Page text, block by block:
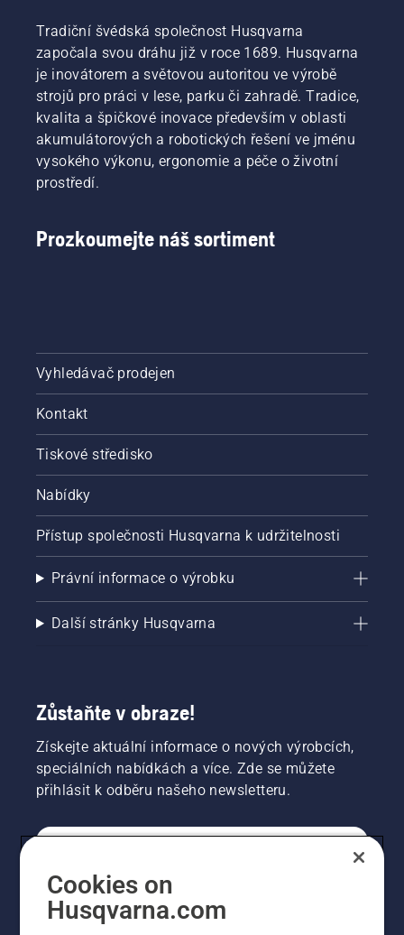
Tradiční švédská společnost Husqvarna
započala svou dráhu již v roce 1689. Husqvarna
je inovátorem a světovou autoritou ve výrobě
strojů pro práci v lese, parku či zahradě. Tradice,
kvalita a špičkové inovace především v oblasti
akumulátorových a robotických řešení ve jménu
vysokého výkonu, ergonomie a péče o životní
prostředí.
Prozkoumejte náš sortiment
Vyhledávač prodejen
Kontakt
Tiskové středisko
Nabídky
Přístup společnosti Husqvarna k udržitelnosti
Právní informace o výrobku
Další stránky Husqvarna
Zůstaňte v obraze!
Získejte aktuální informace o nových výrobcích,
speciálních nabídkách a více. Zde se můžete
přihlásit k odběru našeho newsletteru.
PROFESIONÁLNÍ
Cookies on
Husqvarna.com